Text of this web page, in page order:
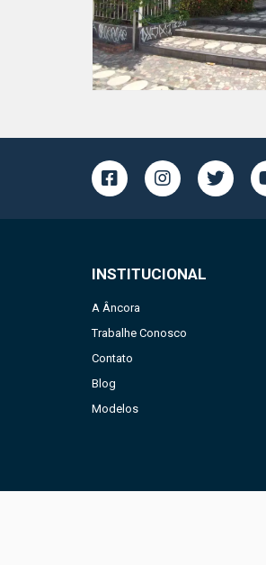
INSTITUCIONAL
A Âncora
Trabalhe Conosco
Contato
Blog
Modelos